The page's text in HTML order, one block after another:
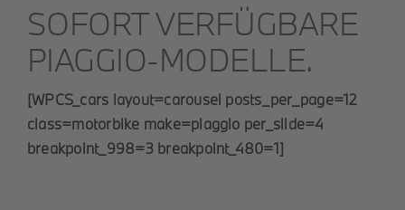
SOFORT VERFÜGBARE
PIAGGIO-MODELLE.
[WPCS_cars layout=carousel posts_per_page=12
class=motorbike make=piaggio per_slide=4
breakpoint_998=3 breakpoint_480=1]